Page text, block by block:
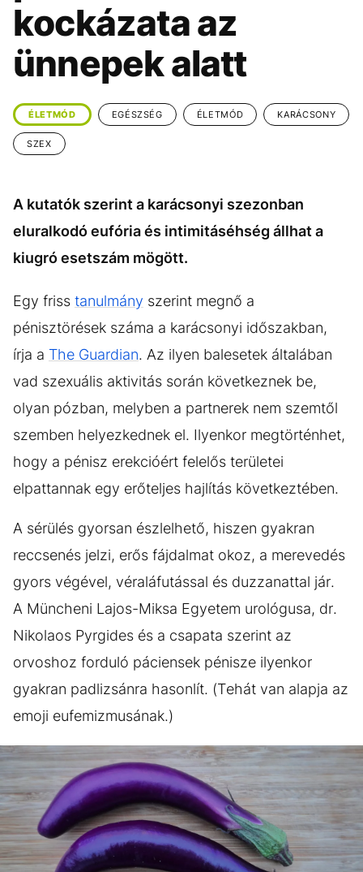
ÉLETMÓD DESIGN
BESZÉLGETÉSEK ARCOK
VIDEÓ TÖRTÉNETEK
GASZTRO
kockázata az
ünnepek alatt
ÉLETMÓD EGÉSZSÉG ÉLETMÓD KARÁCSONY
SZEX
A kutatók szerint a karácsonyi szezonban
eluralkodó eufória és intimitáséhség állhat a
kiugró esetszám mögött.
Egy friss tanulmány szerint megnő a
pénisztörések száma a karácsonyi időszakban,
írja a The Guardian. Az ilyen balesetek általában
vad szexuális aktivitás során következnek be,
olyan pózban, melyben a partnerek nem szemtől
szemben helyezkednek el. Ilyenkor megtörténhet,
hogy a pénisz erekcióért felelős területei
elpattannak egy erőteljes hajlítás következtében.
A sérülés gyorsan észlelhető, hiszen gyakran
reccsenés jelzi, erős fájdalmat okoz, a merevedés
gyors végével, véraláfutással és duzzanattal jár.
A Müncheni Lajos-Miksa Egyetem urológusa, dr.
Nikolaos Pyrgides és a csapata szerint az
orvoshoz forduló páciensek pénisze ilyenkor
gyakran padlizsánra hasonlít. (Tehát van alapja az
emoji eufemizmusának.)